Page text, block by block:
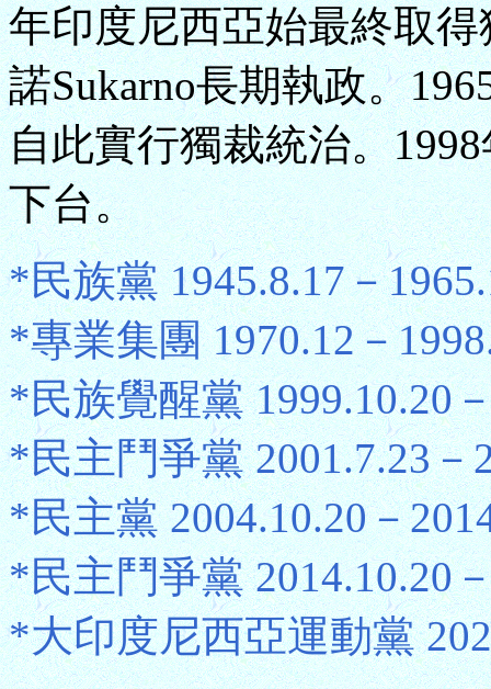
年印度尼西亞始最終取
諾Sukarno長期執政。
自此實行獨裁統治。
下台。
*民族黨 1945.8.17－
*專業集團 1970.12－
*民族覺醒黨 1999.10.20
*民主鬥爭黨 2001.7.23－
*民主黨 2004.10.20－
*民主鬥爭黨 2014.10.20
*大印度尼西亞運動黨